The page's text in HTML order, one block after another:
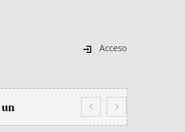
Acceso